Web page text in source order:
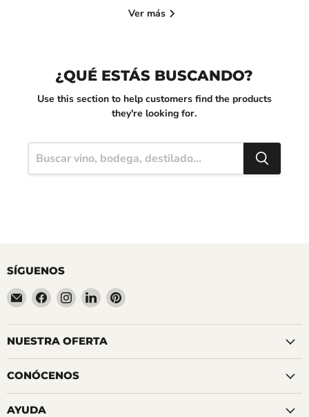
Ver más
¿QUÉ ESTÁS BUSCANDO?
Use this section to help customers find the products
they're looking for.
SÍGUENOS
Encuéntrenos
en
Correo
electrónico
Encuéntrenos
en
Facebook
Encuéntrenos
en
Instagram
Encuéntrenos
en
LinkedIn
Encuéntrenos
Pinterest
NUESTRA OFERTA
CONÓCENOS
AYUDA